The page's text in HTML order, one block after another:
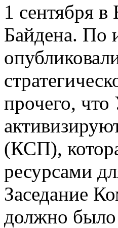
1 сентября в
Байдена. По
прочего,
(КСП),
ресурсами
Заседание
должно было